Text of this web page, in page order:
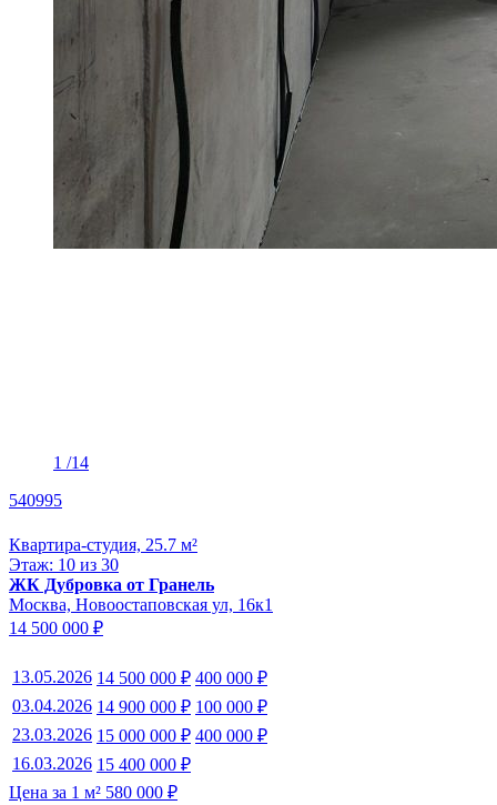
1 /14
540995
Квартира-студия, 25.7 м²
Этаж: 10 из 30
ЖК Дубровка от Гранель
Москва, Новоостаповская ул, 16к1
14 500 000 ₽
13.05.2026 14 500 000 ₽ 400 000 ₽
03.04.2026 14 900 000 ₽ 100 000 ₽
23.03.2026 15 000 000 ₽ 400 000 ₽
16.03.2026 15 400 000 ₽
Цена за 1 м² 580 000 ₽